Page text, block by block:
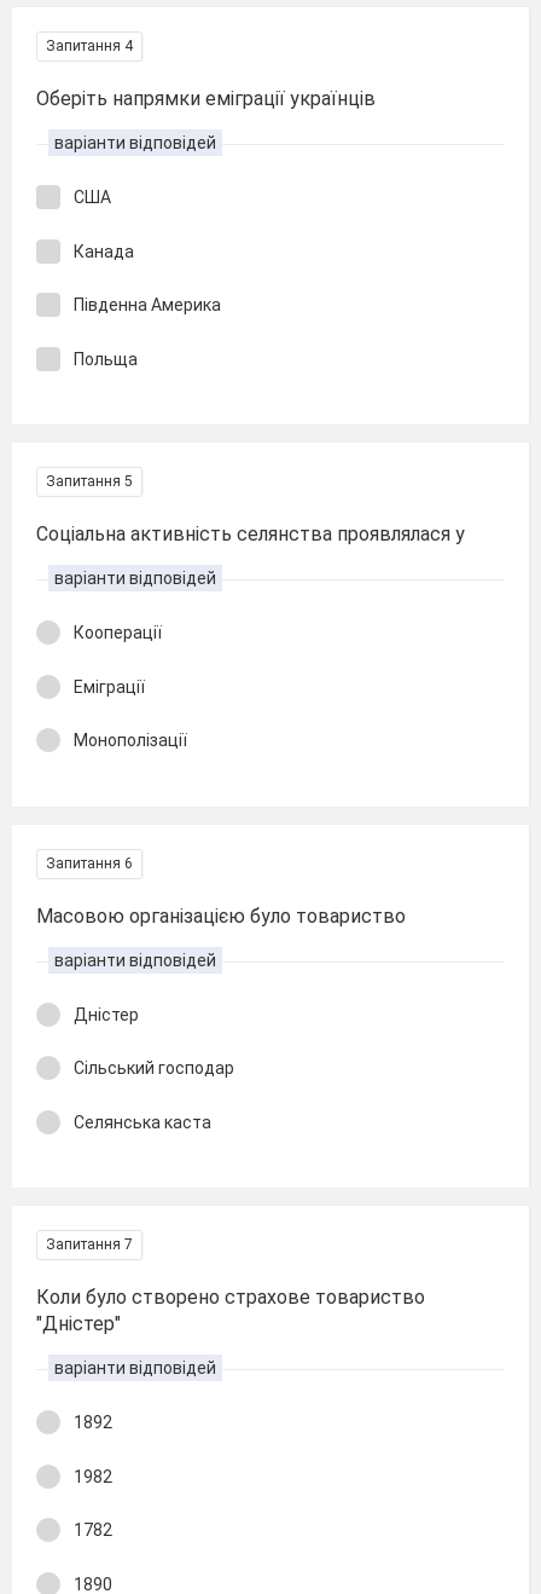
Запитання 4
Оберіть напрямки еміграції українців
варіанти відповідей
США
Канада
Південна Америка
Польща
Запитання 5
Соціальна активність селянства проявлялася у
варіанти відповідей
Кооперації
Еміграції
Монополізації
Запитання 6
Масовою організацією було товариство
варіанти відповідей
Дністер
Сільський господар
Селянська каста
Запитання 7
Коли було створено страхове товариство
"Дністер"
варіанти відповідей
1892
1982
1782
1890